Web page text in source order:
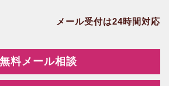
メール受付は24時間対応
無料メール相談